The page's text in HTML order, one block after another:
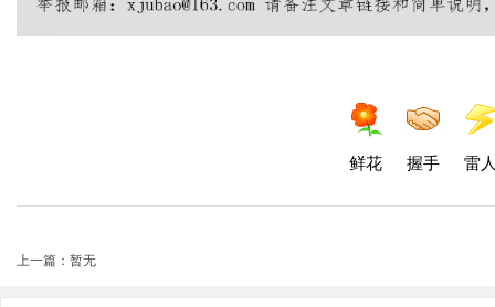
鲜花 握手 雷
上一篇：暂无